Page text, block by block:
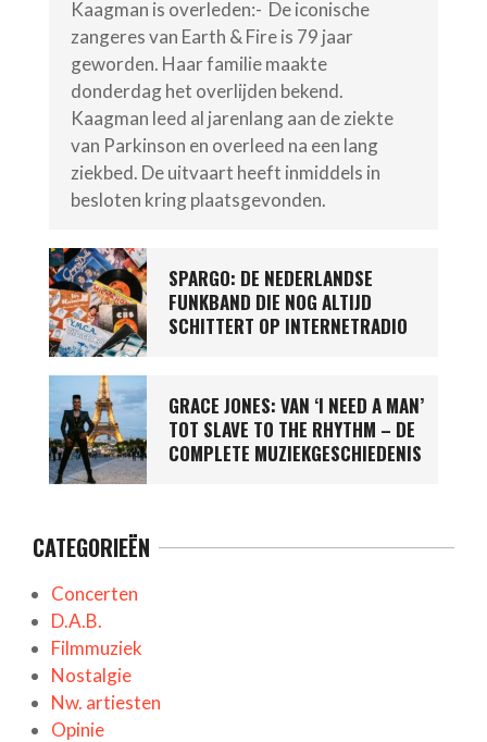
Kaagman is overleden:- De iconische
zangeres van Earth & Fire is 79 jaar
geworden. Haar familie maakte
donderdag het overlijden bekend.
Kaagman leed al jarenlang aan de ziekte
van Parkinson en overleed na een lang
ziekbed. De uitvaart heeft inmiddels in
besloten kring plaatsgevonden.
SPARGO: DE NEDERLANDSE
FUNKBAND DIE NOG ALTIJD
SCHITTERT OP INTERNETRADIO
GRACE JONES: VAN ‘I NEED A MAN’
TOT SLAVE TO THE RHYTHM – DE
COMPLETE MUZIEKGESCHIEDENIS
CATEGORIEËN
Concerten
D.A.B.
Filmmuziek
Nostalgie
Nw. artiesten
Opinie